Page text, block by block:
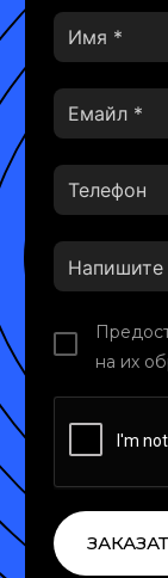
на их